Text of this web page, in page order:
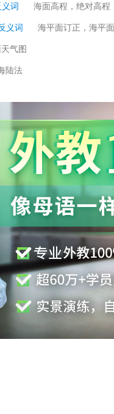
词 海面高程，绝对高程
义词 海平面订正，海平
气图
陆法